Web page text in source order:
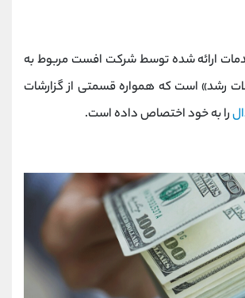
ارائه شده توسط شرکت افست مربوط به
رشد» است که همواره قسمتی از گزارشات
را به خود اختصاص داده است.